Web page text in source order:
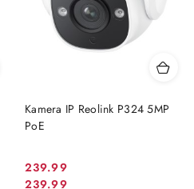
Kamera IP Reolink P324 5MP
PoE
Cena
239.99
239.99